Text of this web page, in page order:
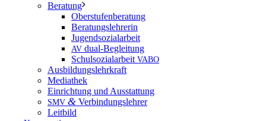
Beratung
Oberstufenberatung
Beratungslehrerin
Jugendsozialarbeit
AV dual-Begleitung
Schulsozialarbeit VABO
Ausbildungslehrkraft
Mediathek
Einrichtung und Ausstattung
SMV & Verbindungslehrer
Leitbild